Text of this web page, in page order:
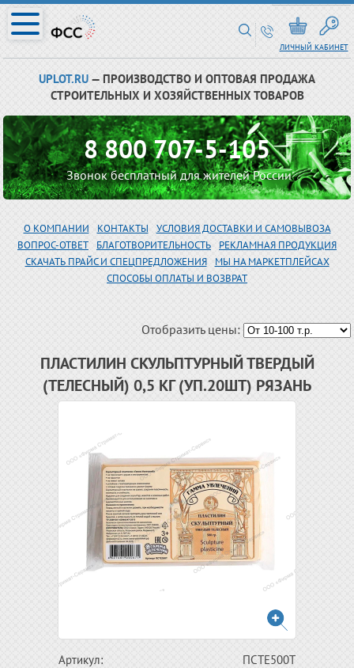
ЛИЧНЫЙ КАБИНЕТ
UPLOT.RU — ПРОИЗВОДСТВО И ОПТОВАЯ ПРОДАЖА
СТРОИТЕЛЬНЫХ И ХОЗЯЙСТВЕННЫХ ТОВАРОВ
8 800 707-5-105
Звонок бесплатный для жителей России
О КОМПАНИИ КОНТАКТЫ
УСЛОВИЯ ДОСТАВКИ И САМОВЫВОЗА
ВОПРОС-ОТВЕТ
БЛАГОТВОРИТЕЛЬНОСТЬ
РЕКЛАМНАЯ ПРОДУКЦИЯ
СКАЧАТЬ ПРАЙС И СПЕЦПРЕДЛОЖЕНИЯ
МЫ НА МАРКЕТПЛЕЙСАХ
СПОСОБЫ ОПЛАТЫ И ВОЗВРАТ
Отобразить цены:
ПЛАСТИЛИН СКУЛЬПТУРНЫЙ ТВЕРДЫЙ
(ТЕЛЕСНЫЙ) 0,5 КГ (УП.20ШТ) РЯЗАНЬ
Артикул:
ПСТЕ500Т